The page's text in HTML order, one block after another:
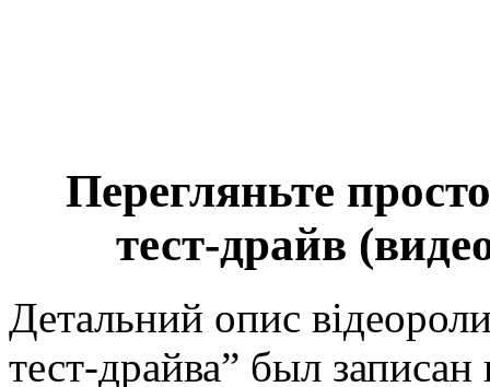
Перегляньте
тест-драйв
Детальний опис
тест-драйва” был